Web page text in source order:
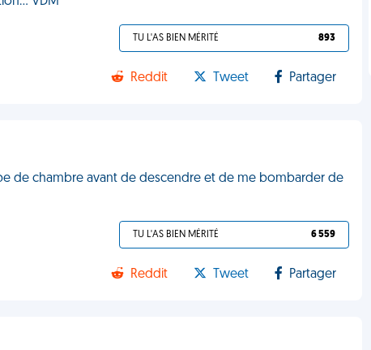
TU L'AS BIEN MÉRITÉ 893
Reddit Tweet Partager
de chambre avant de descendre et de me bombarder de
TU L'AS BIEN MÉRITÉ 6 559
Reddit Tweet Partager